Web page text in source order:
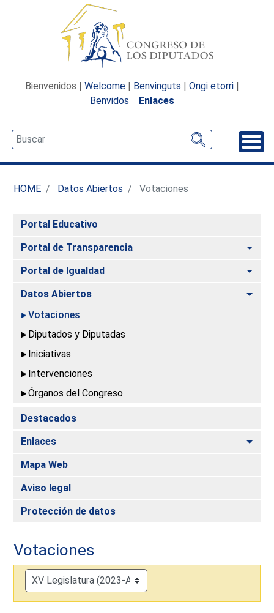
Bienvenidos | Welcome | Benvinguts | Ongi etorri |
Benvidos
Enlaces
HOME Datos Abiertos Votaciones
Portal Educativo
Portal de Transparencia
Portal de Igualdad
Datos Abiertos
Votaciones
Diputados y Diputadas
Iniciativas
Intervenciones
Órganos del Congreso
Destacados
Enlaces
Mapa Web
Aviso legal
Protección de datos
Votaciones